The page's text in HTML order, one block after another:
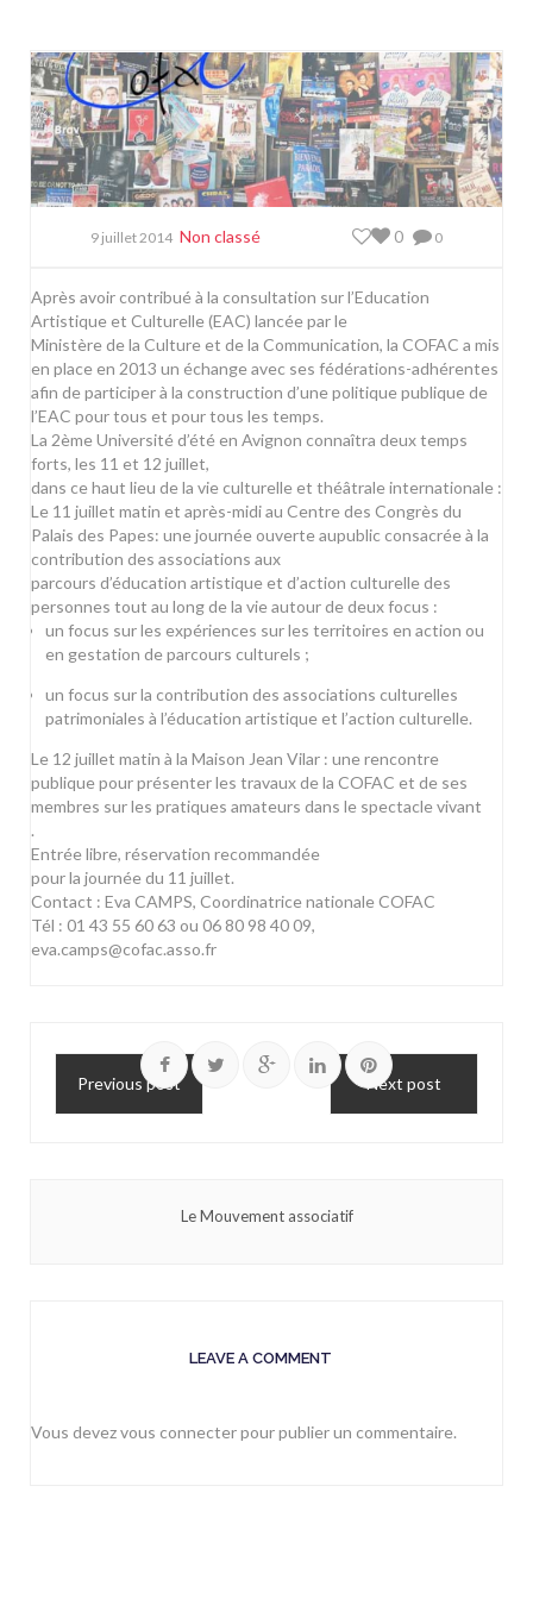
9 juillet 2014 Non classé 0
0
Après avoir contribué à la consultation sur l’Education
Artistique et Culturelle (EAC) lancée par le
Ministère de la Culture et de la Communication, la COFAC a mis
en place en 2013 un échange avec ses fédérations-adhérentes
afin de participer à la construction d’une politique publique de
l’EAC pour tous et pour tous les temps.
La 2ème Université d’été en Avignon connaîtra deux temps
forts, les 11 et 12 juillet,
dans ce haut lieu de la vie culturelle et théâtrale internationale :
Le 11 juillet matin et après-midi au Centre des Congrès du
Palais des Papes: une journée ouverte aupublic consacrée à la
contribution des associations aux
parcours d’éducation artistique et d’action culturelle des
personnes tout au long de la vie autour de deux focus :
un focus sur les expériences sur les territoires en action ou
en gestation de parcours culturels ;
un focus sur la contribution des associations culturelles
patrimoniales à l’éducation artistique et l’action culturelle.
Le 12 juillet matin à la Maison Jean Vilar : une rencontre
publique pour présenter les travaux de la COFAC et de ses
membres sur les pratiques amateurs dans le spectacle vivant
.
Entrée libre, réservation recommandée
pour la journée du 11 juillet.
Contact : Eva CAMPS, Coordinatrice nationaleCOFAC
Tél : 01 43 55 60 63 ou 06 80 98 40 09,
eva.camps@cofac.asso.fr
Previous post Next post
Le Mouvement associatif
LEAVE A COMMENT
Vous devezvous connecterpour publier un commentaire.